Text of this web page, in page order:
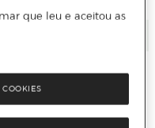
que leu e aceitou as